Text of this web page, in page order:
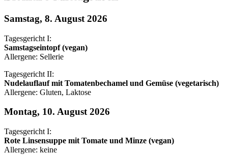
Samstag, 8. August 2026
Tagesgericht I:
Samstagseintopf (vegan)
Allergene: Sellerie
Tagesgericht II:
Nudelauflauf mit Tomatenbechamel und Gemüse (vegetarisch)
Allergene: Gluten, Laktose
Montag, 10. August 2026
Tagesgericht I:
Rote Linsensuppe mit Tomate und Minze (vegan)
Allergene: keine